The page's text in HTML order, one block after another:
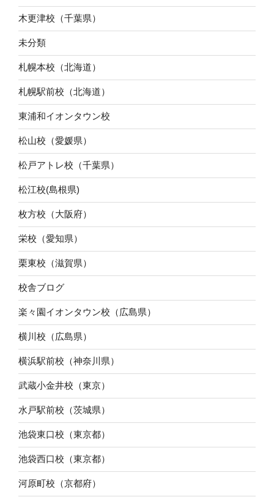
木更津校（千葉県）
未分類
札幌本校（北海道）
札幌駅前校（北海道）
東浦和イオンタウン校
松山校（愛媛県）
松戸アトレ校（千葉県）
松江校(島根県)
枚方校（大阪府）
栄校（愛知県）
栗東校（滋賀県）
校舎ブログ
楽々園イオンタウン校（広島県）
横川校（広島県）
横浜駅前校（神奈川県）
武蔵小金井校（東京）
水戸駅前校（茨城県）
池袋東口校（東京都）
池袋西口校（東京都）
河原町校（京都府）